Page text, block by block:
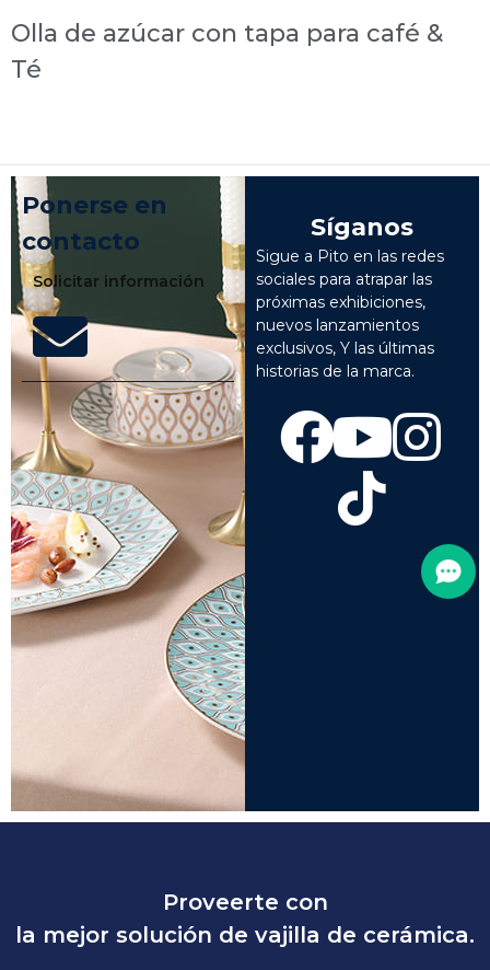
Olla de azúcar con tapa para café &
Té
Ponerse en
contacto
Solicitar información
Síganos
Sigue a Pito en las redes
sociales para atrapar las
próximas exhibiciones,
nuevos lanzamientos
exclusivos, Y las últimas
historias de la marca.
Proveerte con
la mejor solución de vajilla de cerámica.